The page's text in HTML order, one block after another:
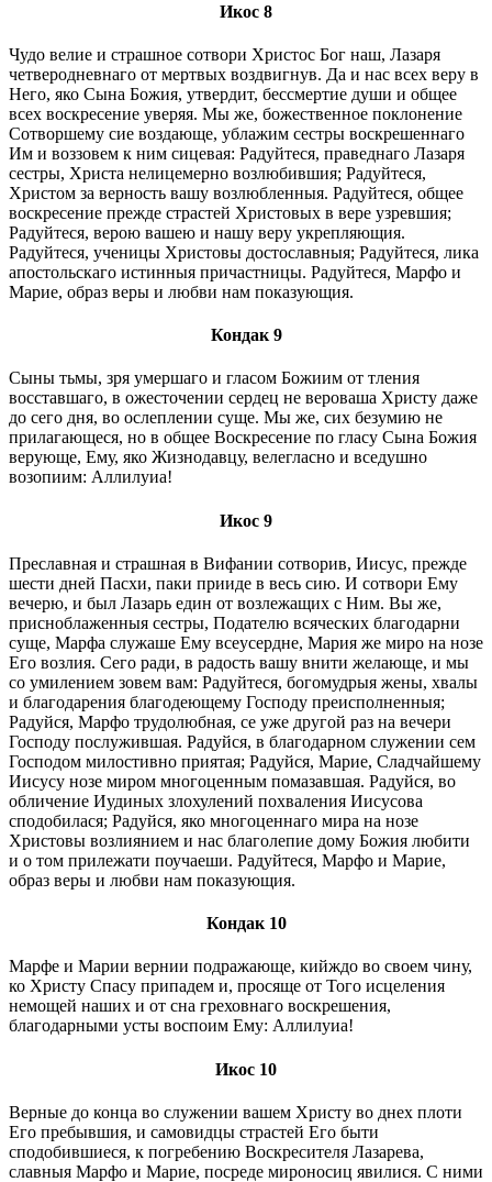
Икос 8
Чудо велие и страшное сотвори Христос Бог наш, Лазаря
четверодневнаго от мертвых воздвигнув. Да и нас всех веру в
Него, яко Сына Божия, утвердит, бессмертие души и общее
всех воскресение уверяя. Мы же, божественное поклонение
Сотворшему сие воздающе, ублажим сестры воскрешеннаго
Им и воззовем к ним сицевая: Радуйтеся, праведнаго Лазаря
сестры, Христа нелицемерно возлюбившия; Радуйтеся,
Христом за верность вашу возлюбленныя. Радуйтеся, общее
воскресение прежде страстей Христовых в вере узревшия;
Радуйтеся, верою вашею и нашу веру укрепляющия.
Радуйтеся, ученицы Христовы достославныя; Радуйтеся, лика
апостольскаго истинныя причастницы. Радуйтеся, Марфо и
Марие, образ веры и любви нам показующия.
Кондак 9
Сыны тьмы, зря умершаго и гласом Божиим от тления
восставшаго, в ожесточении сердец не вероваша Христу даже
до сего дня, во ослеплении суще. Мы же, сих безумию не
прилагающеся, но в общее Воскресение по гласу Сына Божия
верующе, Ему, яко Жизнодавцу, велегласно и вседушно
возопиим: Аллилуиа!
Икос 9
Преславная и страшная в Вифании сотворив, Иисус, прежде
шести дней Пасхи, паки прииде в весь сию. И сотвори Ему
вечерю, и был Лазарь един от возлежащих с Ним. Вы же,
присноблаженныя сестры, Подателю всяческих благодарни
суще, Марфа служаше Ему всеусердне, Мария же миро на нозе
Его возлия. Сего ради, в радость вашу внити желающе, и мы
со умилением зовем вам: Радуйтеся, богомудрыя жены, хвалы
и благодарения благодеющему Господу преисполненныя;
Радуйся, Марфо трудолюбная, се уже другой раз на вечери
Господу послужившая. Радуйся, в благодарном служении сем
Господом милостивно приятая; Радуйся, Марие, Сладчайшему
Иисусу нозе миром многоценным помазавшая. Радуйся, во
обличение Иудиных злохулений похваления Иисусова
сподобилася; Радуйся, яко многоценнаго мира на нозе
Христовы возлиянием и нас благолепие дому Божия любити
и о том прилежати поучаеши. Радуйтеся, Марфо и Марие,
образ веры и любви нам показующия.
Кондак 10
Марфе и Марии вернии подражающе, кийждо во своем чину,
ко Христу Спасу припадем и, просяще от Того исцеления
немощей наших и от сна греховнаго воскрешения,
благодарными усты воспоим Ему: Аллилуиа!
Икос 10
Верные до конца во служении вашем Христу во днех плоти
Его пребывшия, и самовидцы страстей Его быти
сподобившиеся, к погребению Воскресителя Лазарева,
славныя Марфо и Марие, посреде мироносиц явилися. С ними